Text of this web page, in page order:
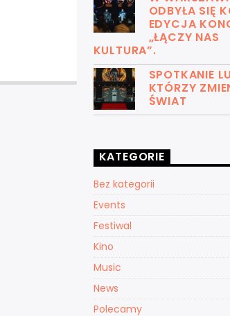
ODBYŁA SIĘ
EDYCJA
„ŁĄCZY NAS
KULTURA”.
SPOTKANIE
KTÓRZY
ŚWIAT
KATEGORIE
Bez kategorii
Events
Festiwal
Kino
Music
News
Polecamy